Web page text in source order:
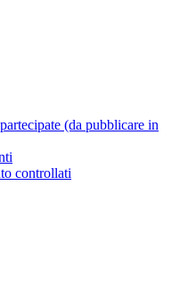
(da pubblicare in
controllati